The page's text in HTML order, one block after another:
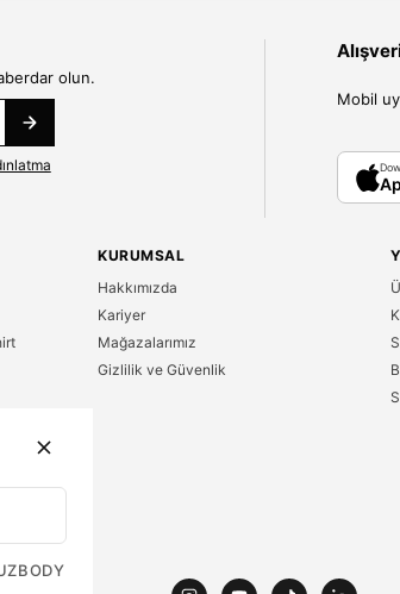
olun.
Mobil
KURUMSAL
Hakkımızda
Kariyer
Mağazalarımız
Gizlilik ve Güvenlik
BODY